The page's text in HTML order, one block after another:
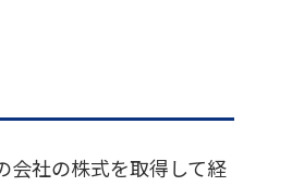
会社の株式を取得して経